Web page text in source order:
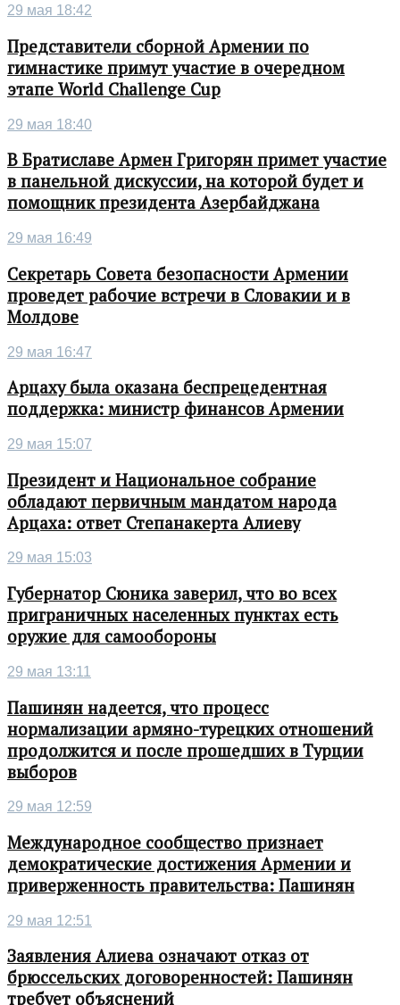
29 мая 18:42
Представители сборной Армении по
гимнастике примут участие в очередном
этапе World Challenge Cup
29 мая 18:40
В Братиславе Армен Григорян примет участие
в панельной дискуссии, на которой будет и
помощник президента Азербайджана
29 мая 16:49
Секретарь Совета безопасности Армении
проведет рабочие встречи в Словакии и в
Молдове
29 мая 16:47
Арцаху была оказана беспрецедентная
поддержка: министр финансов Армении
29 мая 15:07
Президент и Национальное собрание
обладают первичным мандатом народа
Арцаха: ответ Степанакерта Алиеву
29 мая 15:03
Губернатор Сюника заверил, что во всех
приграничных населенных пунктах есть
оружие для самообороны
29 мая 13:11
Пашинян надеется, что процесс
нормализации армяно-турецких отношений
продолжится и после прошедших в Турции
выборов
29 мая 12:59
Международное сообщество признает
демократические достижения Армении и
приверженность правительства: Пашинян
29 мая 12:51
Заявления Алиева означают отказ от
брюссельских договоренностей: Пашинян
требует объяснений